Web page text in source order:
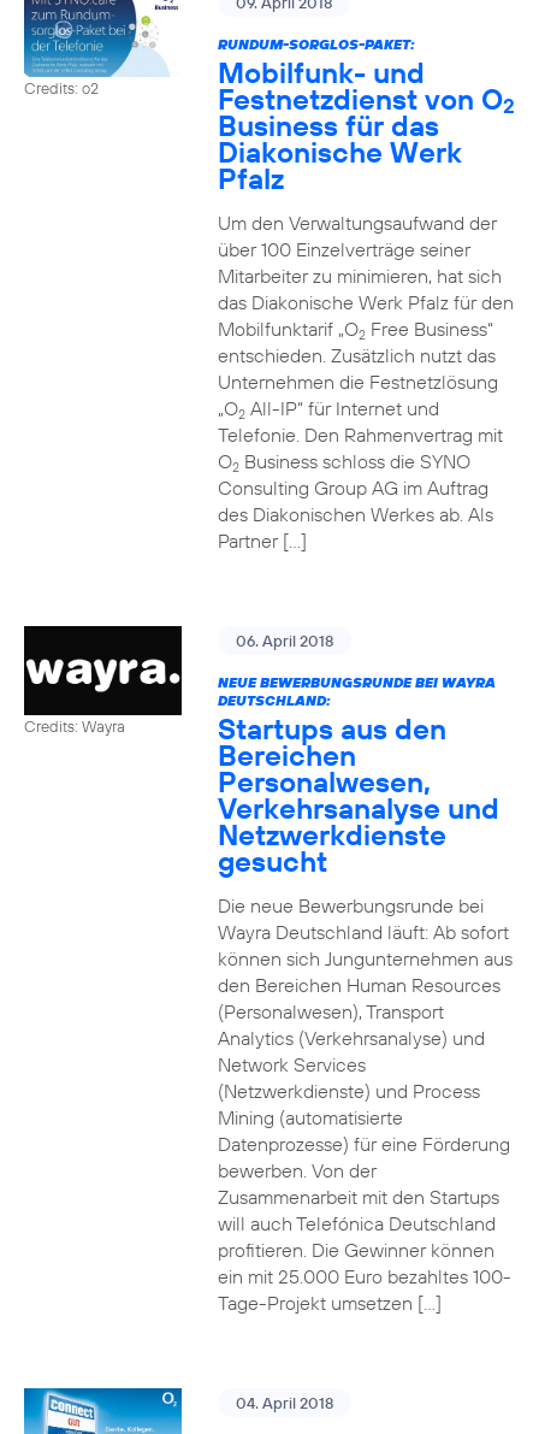
Credits: o2
RUNDUM-SORGLOS-PAKET:
Mobilfunk- und
Festnetzdienst von O2
Business für das
Diakonische Werk
Pfalz
Um den Verwaltungsaufwand der
über 100 Einzelverträge seiner
Mitarbeiter zu minimieren, hat sich
das Diakonische Werk Pfalz für den
Mobilfunktarif „O2Free Business“
entschieden. Zusätzlich nutzt das
Unternehmen die Festnetzlösung
„O2All-IP“ für Internet und
Telefonie. Den Rahmenvertrag mit
O2Business schloss die SYNO
Consulting Group AG im Auftrag
des Diakonischen Werkes ab. Als
Partner […]
Credits: Wayra
06. April 2018
NEUE BEWERBUNGSRUNDE BEI WAYRA
DEUTSCHLAND:
Startups aus den
Bereichen
Personalwesen,
Verkehrsanalyse und
Netzwerkdienste
gesucht
Die neue Bewerbungsrunde bei
Wayra Deutschland läuft: Ab sofort
können sich Jungunternehmen aus
den Bereichen Human Resources
(Personalwesen), Transport
Analytics (Verkehrsanalyse) und
Network Services
(Netzwerkdienste) und Process
Mining (automatisierte
Datenprozesse) für eine Förderung
bewerben. Von der
Zusammenarbeit mit den Startups
will auch Telefónica Deutschland
profitieren. Die Gewinner können
ein mit 25.000 Euro bezahltes 100-
Tage-Projekt umsetzen […]
04. April 2018